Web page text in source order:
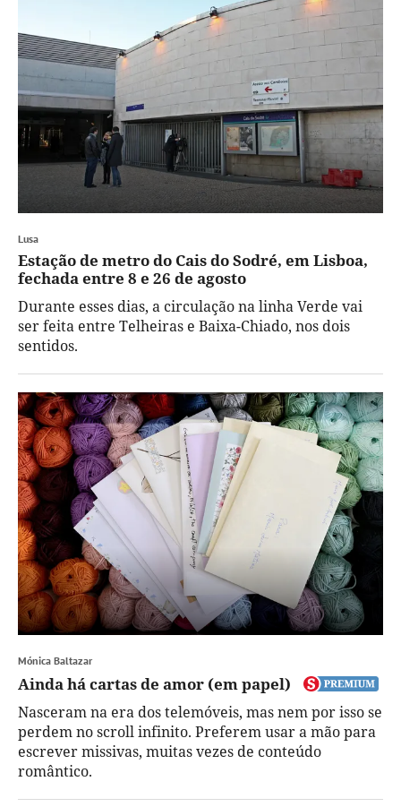
Lusa
Estação de metro do Cais do Sodré, em Lisboa,
fechada entre 8 e 26 de agosto
Durante esses dias, a circulação na linha Verde vai
ser feita entre Telheiras e Baixa-Chiado, nos dois
sentidos.
Mónica Baltazar
Ainda há cartas de amor (em papel)
Nasceram na era dos telemóveis, mas nem por isso se
perdem no scroll infinito. Preferem usar a mão para
escrever missivas, muitas vezes de conteúdo
romântico.